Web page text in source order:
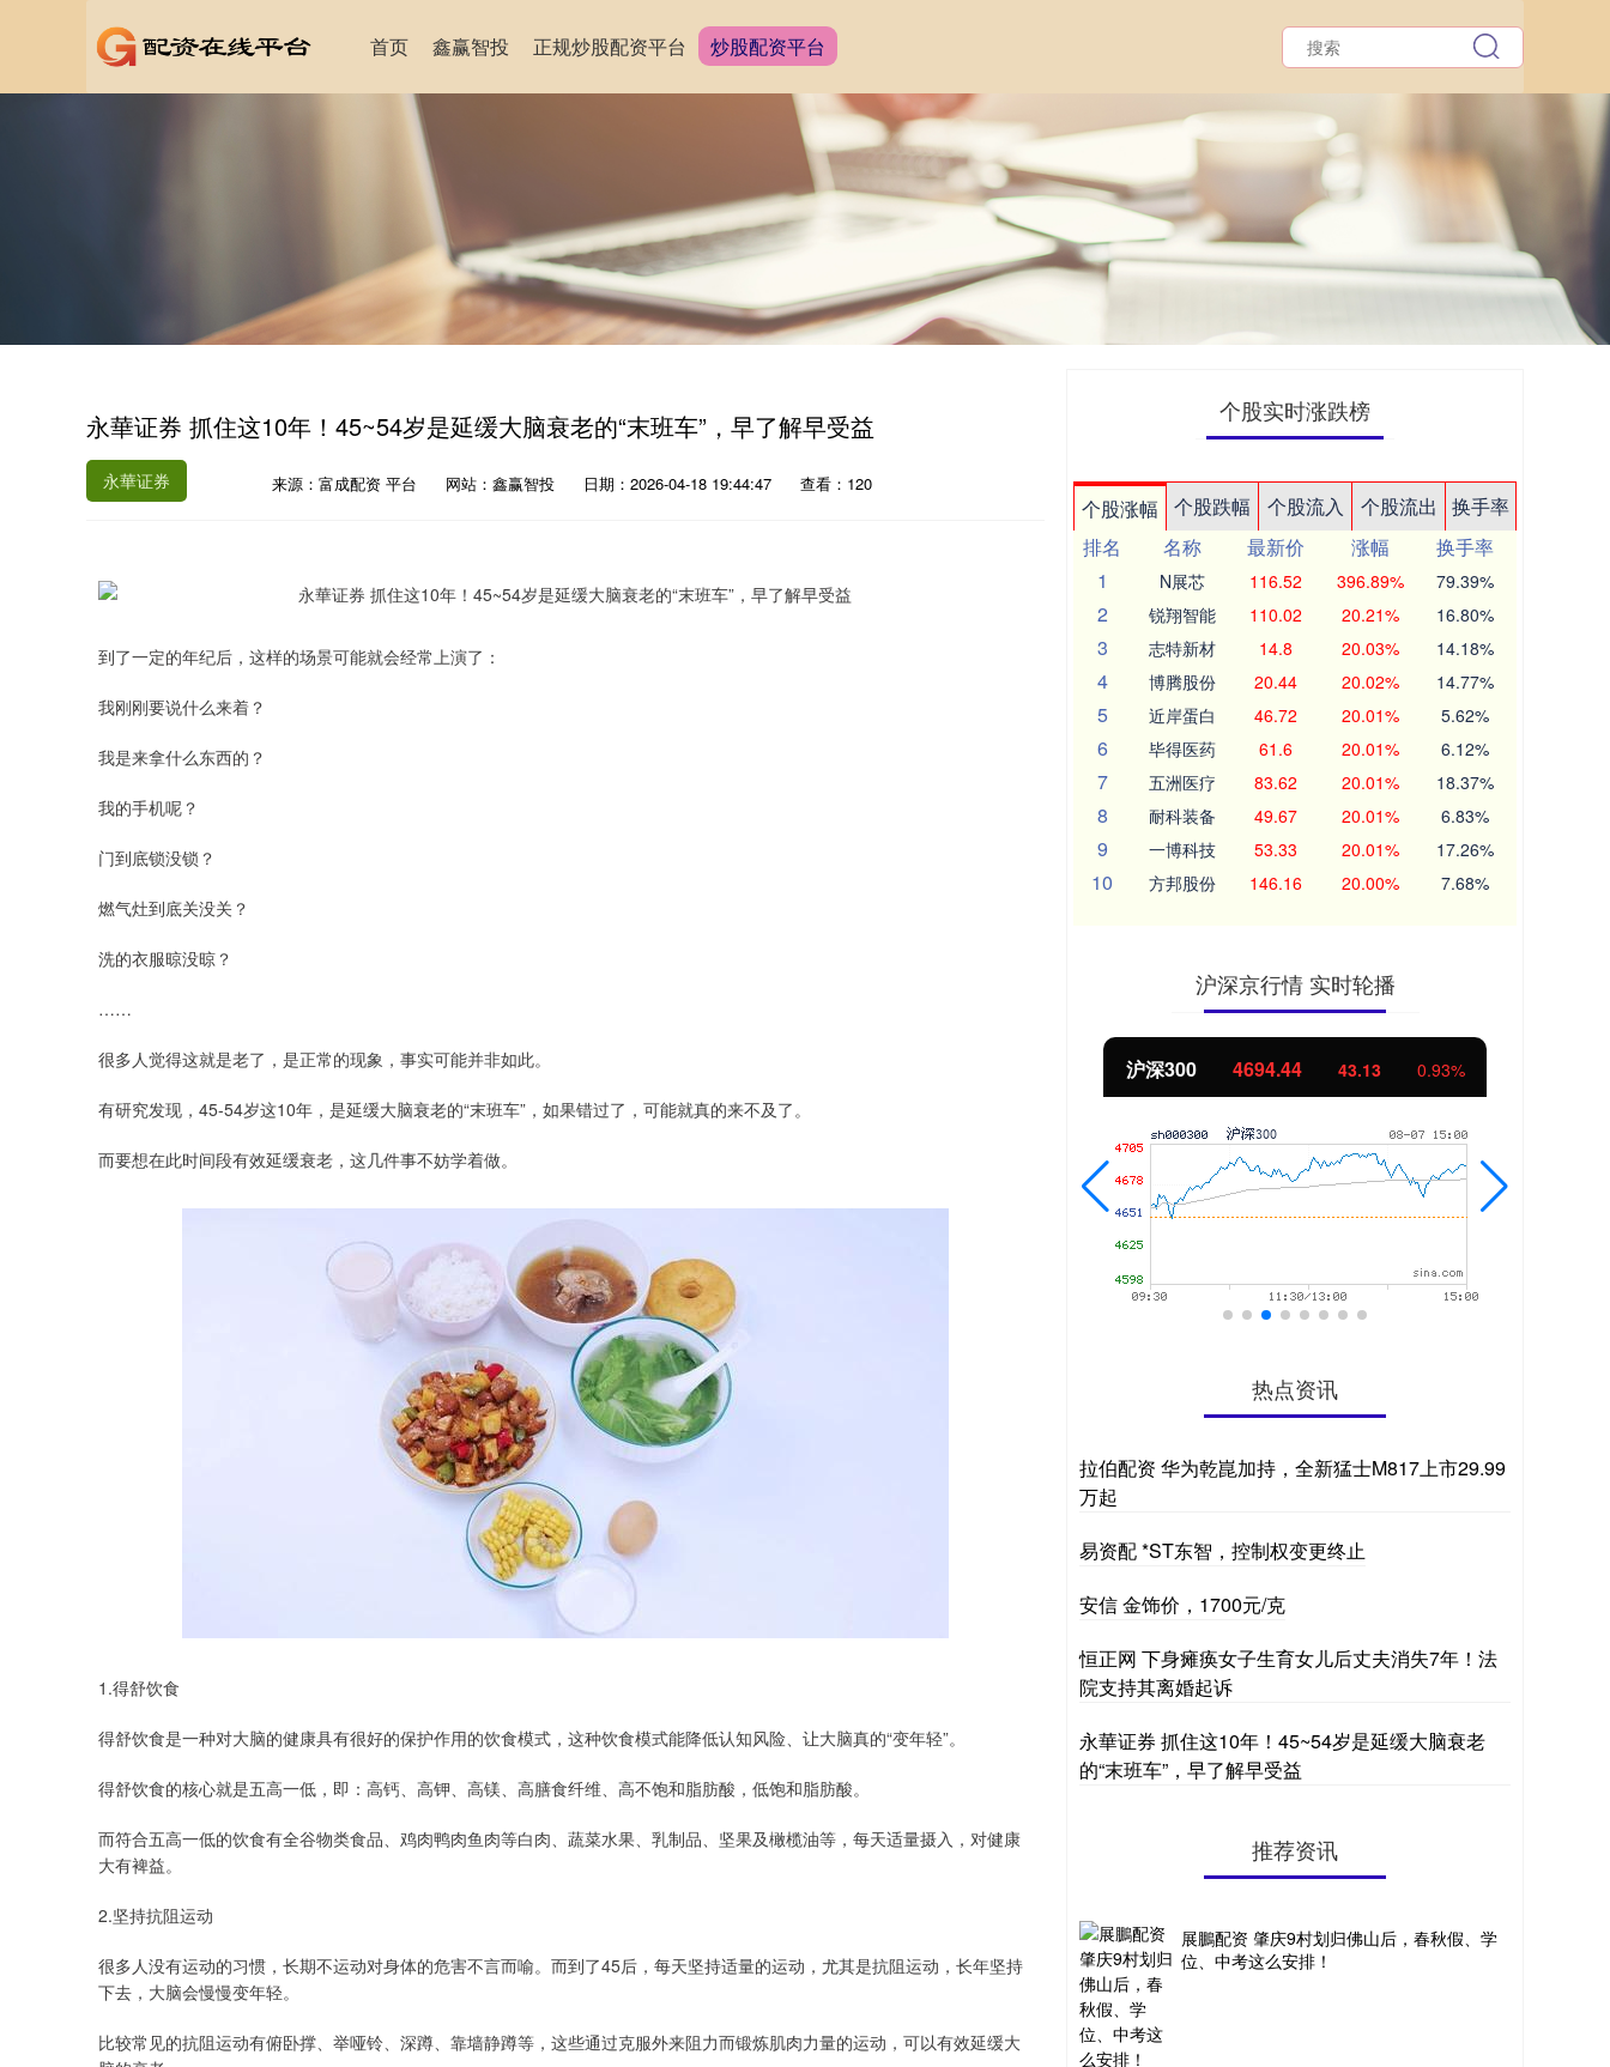
首页 鑫赢智投 正规炒股配资平台 炒股配资平台
永華证券 抓住这10年！45~54岁是延缓大脑衰老的“末班车”，早了解早受益
永華证券 来源：富成配资 平台 网站：鑫赢智投 日期：2026-04-18 19:44:47 查看：120
到了一定的年纪后，这样的场景可能就会经常上演了：
我刚刚要说什么来着？
我是来拿什么东西的？
我的手机呢？
门到底锁没锁？
燃气灶到底关没关？
洗的衣服晾没晾？
……
很多人觉得这就是老了，是正常的现象，事实可能并非如此。
有研究发现，45-54岁这10年，是延缓大脑衰老的“末班车”，如果错过了，可能就真的来不及了。
而要想在此时间段有效延缓衰老，这几件事不妨学着做。
1.得舒饮食
得舒饮食是一种对大脑的健康具有很好的保护作用的饮食模式，这种饮食模式能降低认知风险、让大脑真的“变年轻”。
得舒饮食的核心就是五高一低，即：高钙、高钾、高镁、高膳食纤维、高不饱和脂肪酸，低饱和脂肪酸。
而符合五高一低的饮食有全谷物类食品、鸡肉鸭肉鱼肉等白肉、蔬菜水果、乳制品、坚果及橄榄油等，每天适量摄入，对健康
大有裨益。
2.坚持抗阻运动
很多人没有运动的习惯，长期不运动对身体的危害不言而喻。而到了45后，每天坚持适量的运动，尤其是抗阻运动，长年坚持
下去，大脑会慢慢变年轻。
比较常见的抗阻运动有俯卧撑、举哑铃、深蹲、靠墙静蹲等，这些通过克服外来阻力而锻炼肌肉力量的运动，可以有效延缓大
个股实时涨跌榜
个股涨幅 个股跌幅 个股流入 个股流出
换手率
排名
名称 最新价 涨幅
换手率
1
N展芯 116.52 396.89% 79.39%
2 锐翔智能 110.02 20.21% 16.80%
3 志特新材 14.8 20.03% 14.18%
4 博腾股份 20.44 20.02% 14.77%
5 近岸蛋白 46.72 20.01% 5.62%
6 毕得医药 61.6 20.01% 6.12%
7 五洲医疗 83.62 20.01% 18.37%
8 耐科装备 49.67 20.01% 6.83%
9 一博科技 53.33 20.01% 17.26%
10 方邦股份 146.16 20.00% 7.68%
沪深京行情 实时轮播
2.13% 上证指数 3940.04 39.68 1.02% 沪深300 4694.44 43.13 0.93%
热点资讯
拉伯配资 华为乾崑加持，全新猛士M817上市29.99
万起
易资配 *ST东智，控制权变更终止
安信 金饰价，1700元/克
恒正网 下身瘫痪女子生育女儿后丈夫消失7年！法
院支持其离婚起诉
永華证券 抓住这10年！45~54岁是延缓大脑衰老
的“末班车”，早了解早受益
推荐资讯
展鵬配资 肇庆9村划归佛山后，春秋假、学
位、中考这么安排！